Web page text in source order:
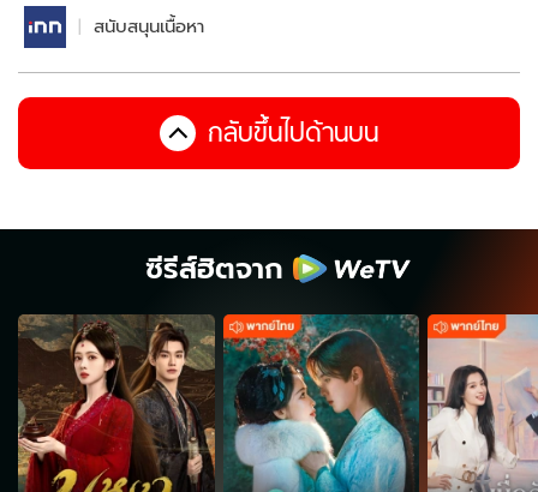
สนับสนุนเนื้อหา
กลับขึ้นไปด้านบน
ซีรีส์ฮิตจาก